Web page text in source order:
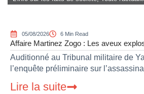
05/08/2026 6 Min Read
Affaire Martinez Zogo : Les aveux
Auditionné au Tribunal militaire de
l’enquête préliminaire sur
Lire la suite